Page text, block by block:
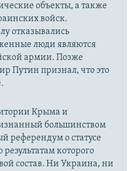
объекты, а также
войск.
отказывались
люди являются
армии. Позже
Путин признал, что это
Крыма и
большинством
референдум о статусе
которого
состав. Ни Украина, ни